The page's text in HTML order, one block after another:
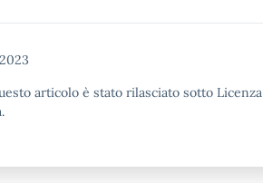
articolo è stato rilasciato sotto Licenza